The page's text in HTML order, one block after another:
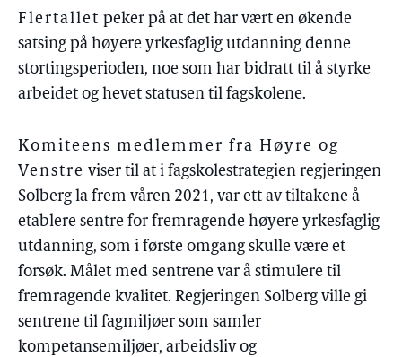
Flertallet peker på at det har vært en økende
satsing på høyere yrkesfaglig utdanning denne
stortingsperioden, noe som har bidratt til å styrke
arbeidet og hevet statusen til fagskolene.
Komiteens medlemmer fra Høyre og
Venstre viser til at i fagskolestrategien regjeringen
Solberg la frem våren 2021, var ett av tiltakene å
etablere sentre for fremragende høyere yrkesfaglig
utdanning, som i første omgang skulle være et
forsøk. Målet med sentrene var å stimulere til
fremragende kvalitet. Regjeringen Solberg ville gi
sentrene til fagmiljøer som samler
kompetansemiljøer, arbeidsliv og